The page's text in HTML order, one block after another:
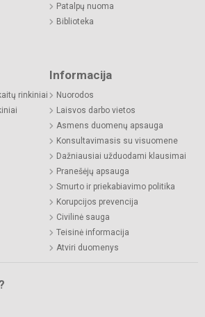
Patalpų nuoma
Biblioteka
rinkiniai
Informacija
Nuorodos
Laisvos darbo vietos
Asmens duomenų apsauga
Konsultavimasis su visuomene
Dažniausiai užduodami klausimai
Pranešėjų apsauga
Smurto ir priekabiavimo politika
Korupcijos prevencija
Civilinė sauga
Teisinė informacija
Atviri duomenys